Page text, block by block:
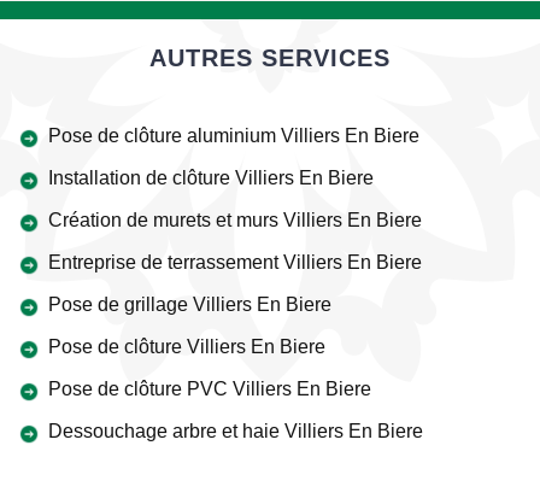
AUTRES SERVICES
Pose de clôture aluminium Villiers En Biere
Installation de clôture Villiers En Biere
Création de murets et murs Villiers En Biere
Entreprise de terrassement Villiers En Biere
Pose de grillage Villiers En Biere
Pose de clôture Villiers En Biere
Pose de clôture PVC Villiers En Biere
Dessouchage arbre et haie Villiers En Biere